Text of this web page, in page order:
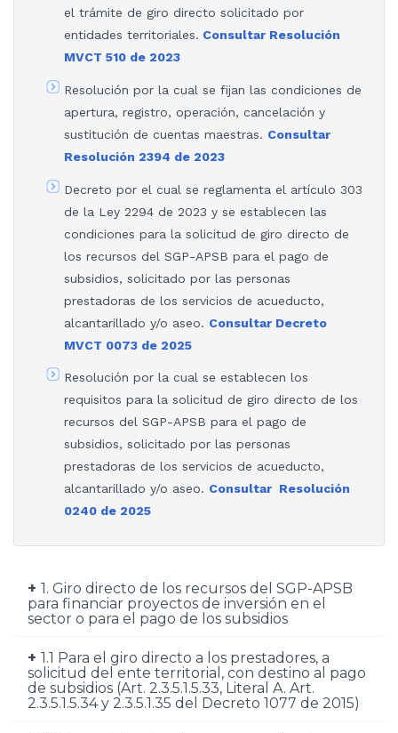
el trámite de giro directo solicitado por
entidades territoriales. Consultar Resolución
MVCT 510 de 2023
Resolución por la cual se fijan las condiciones de
apertura, registro, operación, cancelación y
sustitución de cuentas maestras. Consultar
Resolución 2394 de 2023
Decreto por el cual se reglamenta el artículo 303
de la Ley 2294 de 2023 y se establecen las
condiciones para la solicitud de giro directo de
los recursos del SGP-APSB para el pago de
subsidios, solicitado por las personas
prestadoras de los servicios de acueducto,
alcantarillado y/o aseo. Consultar Decreto
MVCT 0073 de 2025
Resolución por la cual se establecen los
requisitos para la solicitud de giro directo de los
recursos del SGP-APSB para el pago de
subsidios, solicitado por las personas
prestadoras de los servicios de acueducto,
alcantarillado y/o aseo. Consultar Resolución
0240 de 2025
1. Giro directo de los recursos del SGP-APSB
para financiar proyectos de inversión en el
sector o para el pago de los subsidios
1.1 Para el giro directo a los prestadores, a
solicitud del ente territorial, con destino al pago
de subsidios (Art. 2.3.5.1.5.33, Literal A. Art.
2.3.5.1.5.34 y 2.3.5.1.35 del Decreto 1077 de 2015)